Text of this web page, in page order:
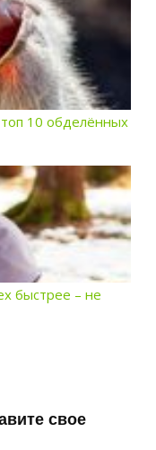
10 обделённых
быстрее – не
свое